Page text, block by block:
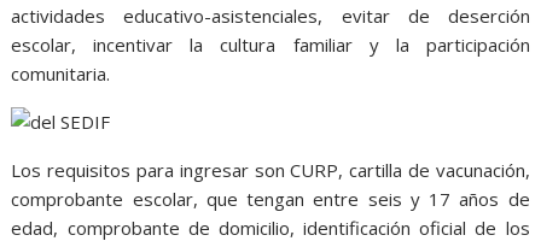
actividades educativo-asistenciales, evitar de deserción
escolar, incentivar la cultura familiar y la participación
comunitaria.
Los requisitos para ingresar son CURP, cartilla de vacunación,
comprobante escolar, que tengan entre seis y 17 años de
edad, comprobante de domicilio, identificación oficial de los